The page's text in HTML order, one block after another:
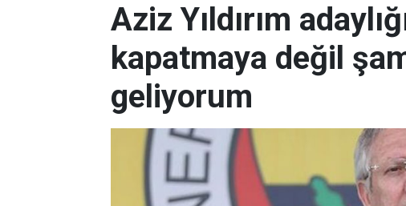
Aziz Yıldırım
kapatmaya değil
geliyorum